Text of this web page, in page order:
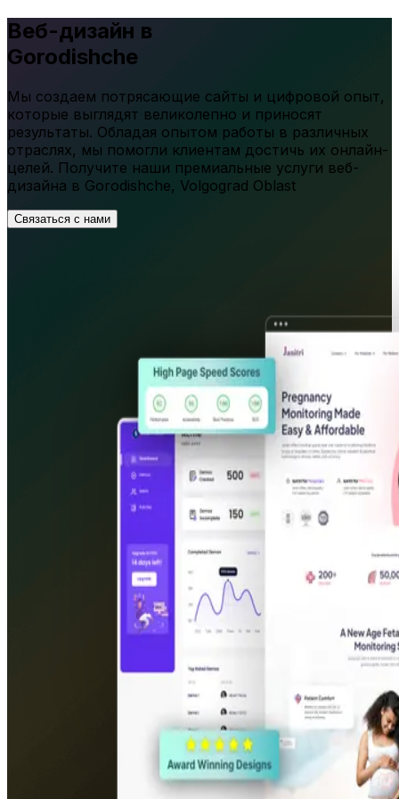
Веб-дизайн в
Gorodishche
Мы создаем потрясающие сайты и цифровой опыт,
которые выглядят великолепно и приносят
результаты. Обладая опытом работы в различных
отраслях, мы помогли клиентам достичь их онлайн-
целей. Получите наши премиальные услуги веб-
дизайна в Gorodishche, Volgograd Oblast
Связаться с нами